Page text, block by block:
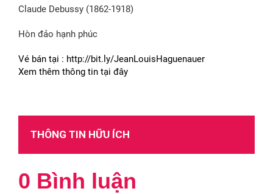
Claude Debussy (1862-1918)
Hòn đảo hạnh phúc
Vé bán tại : http://bit.ly/JeanLouisHaguenauer
Xem thêm thông tin tại đây
THÔNG TIN HỮU ÍCH
0 Bình luận